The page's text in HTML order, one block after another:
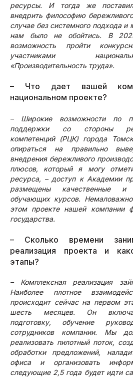
ресурсы. И тогда же
внедрить философию
случае без системного подхода
нам было не обойтись. В
возможность пройти
участниками
«Производительность труда».
– Что дает вашей
национальном проекте?
– Широкие возможности по
поддержки со стороны
компетенций (РЦК) города
опираться на правильно
внедрения бережливого
плюсов, который я могу
ресурса, – доступ к Академии
размещены качественные и
обучающих курсов.
этом проекте нашей компании
государства.
– Сколько времени
реализация проекта и
этапы?
– Комплексная реализация
Наиболее плотное
происходит сейчас на первом
шесть месяцев. Он
подготовку, обучение
сотрудников компании. Мы
реализовать пилотный поток,
обработки предложений,
офиса и организовать
следующие 2,5 года будет идти